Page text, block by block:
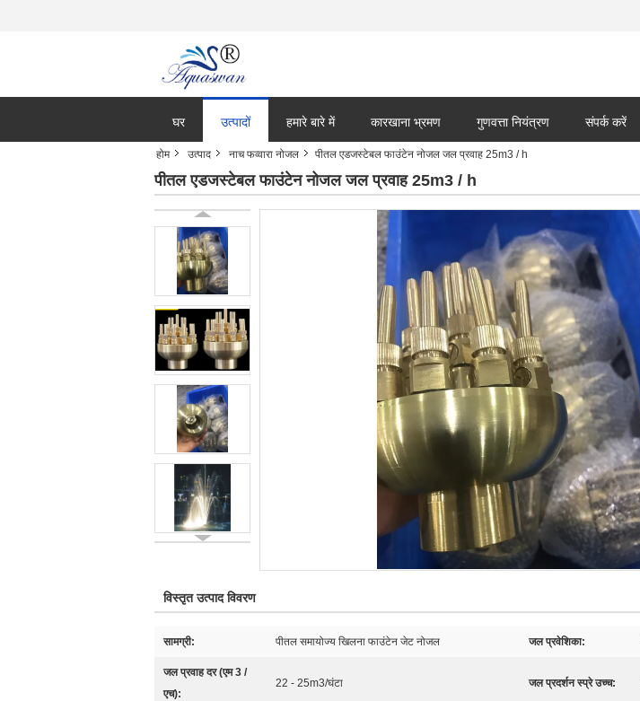
घर उत्पादों हमारे बारे में कारखाना भ्रमण गुणवत्ता नियंत्रण संपर्क करें
होम उत्पाद नाच फव्वारा नोजल पीतल एडजस्टेबल फाउंटेन नोजल जल प्रवाह 25m3 / h
पीतल एडजस्टेबल फाउंटेन नोजल जल प्रवाह 25m3 / h
विस्तृत उत्पाद विवरण
सामग्री: पीतल समायोज्य खिलना फाउंटेन जेट नोजल जल प्रवेशिका:
जल प्रवाह दर (एम 3 /
एच):
22 - 25m3/घंटा जल प्रदर्शन स्प्रे उच्च: